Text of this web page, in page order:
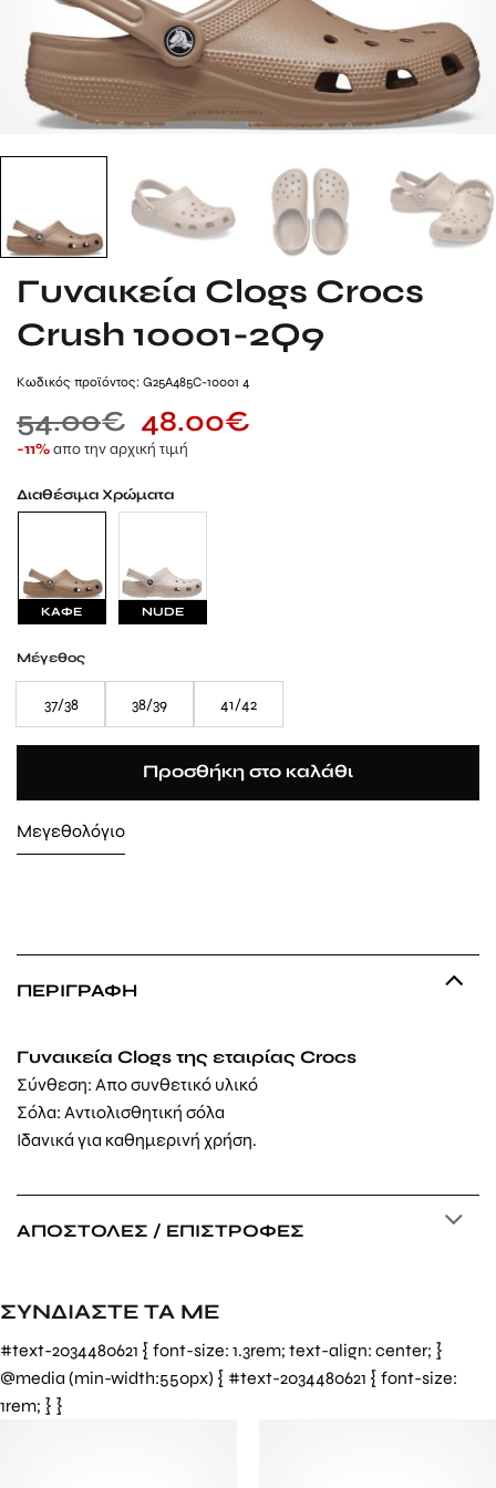
Γυναικεία Clogs Crocs
Crush 10001-2Q9
Kωδικός προϊόντος: G25A485C-10001 4
54.00€ 48.00€
-11%απο την αρχική τιμή
Διαθέσιμα Χρώματα
ΚΑΦΕ NUDE
Μέγεθος
37/38 38/39 41/42
Προσθήκη στο καλάθι
Μεγεθολόγιο
ΠΕΡΙΓΡΑΦΉ
Γυναικεία Clogs της εταιρίας Crocs
Σύνθεση: Απο συνθετικό υλικό
Σόλα: Αντιολισθητική σόλα
Ιδανικά για καθημερινή χρήση.
ΑΠΟΣΤΟΛΈΣ / ΕΠΙΣΤΡΟΦΈΣ
ΣΥΝΔΙΑΣΤΕ ΤΑ ΜΕ
#text-2034480621 { font-size: 1.3rem; text-align: center; }
@media (min-width:550px) { #text-2034480621 { font-size:
1rem; } }